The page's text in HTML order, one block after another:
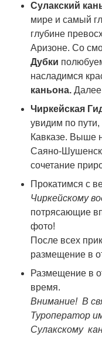
Сулакский
мире и самый
глубине
Аризоне. Со
Дубки
насладимся
каньона. Далее
Чиркейская
увидим по
Кавказе. Выше
Саяно-
сочетание
Прокатимся с
Чиркейскому
потрясающие
фото!
После всех
размещение в
Размещение в
время.
Внимание! В
Туроператор
Сулакскому